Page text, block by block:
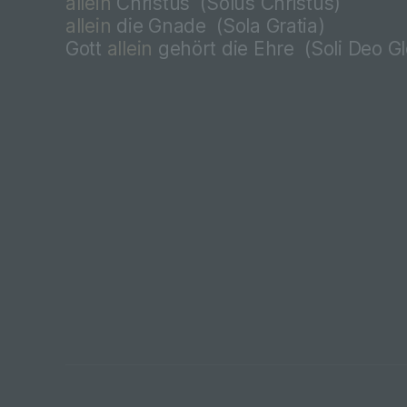
allein die Gnade (Sola Gratia)
Gott allein gehört die Ehre (Soli Deo